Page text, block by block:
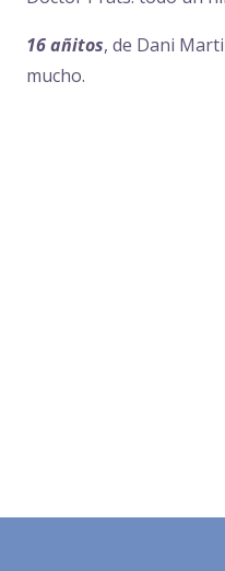
16 añitos, de Dani
mucho.